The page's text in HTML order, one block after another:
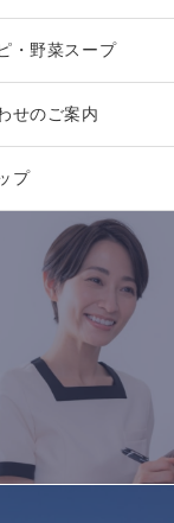
・野菜スープ
せのご案内
プ